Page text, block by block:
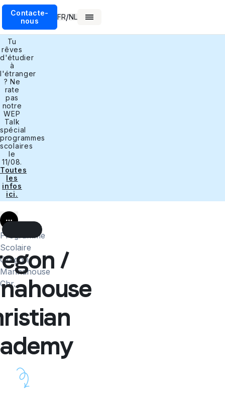
Contacte-
nous
FR/NL
Tu
rêves
d'étudier
à
l'étranger
? Ne
rate
pas
notre
WEP
Talk
spécial
programmes
scolaires
le
11/08.
Toutes
les
infos
ici.
Programme
Scolaire
Oregon
Mannahouse
Chr...
/